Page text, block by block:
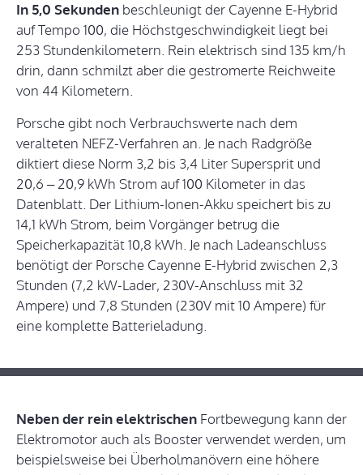
In 5,0 Sekunden beschleunigt der Cayenne E-Hybrid
auf Tempo 100, die Höchstgeschwindigkeit liegt bei
253 Stundenkilometern. Rein elektrisch sind 135 km/h
drin, dann schmilzt aber die gestromerte Reichweite
von 44 Kilometern.
Porsche gibt noch Verbrauchswerte nach dem
veralteten NEFZ-Verfahren an. Je nach Radgröße
diktiert diese Norm 3,2 bis 3,4 Liter Supersprit und
20,6 – 20,9 kWh Strom auf 100 Kilometer in das
Datenblatt. Der Lithium-Ionen-Akku speichert bis zu
14,1 kWh Strom, beim Vorgänger betrug die
Speicherkapazität 10,8 kWh. Je nach Ladeanschluss
benötigt der Porsche Cayenne E-Hybrid zwischen 2,3
Stunden (7,2 kW-Lader, 230V-Anschluss mit 32
Ampere) und 7,8 Stunden (230V mit 10 Ampere) für
eine komplette Batterieladung.
Neben der rein elektrischen Fortbewegung kann der
Elektromotor auch als Booster verwendet werden, um
beispielsweise bei Überholmanövern eine höhere